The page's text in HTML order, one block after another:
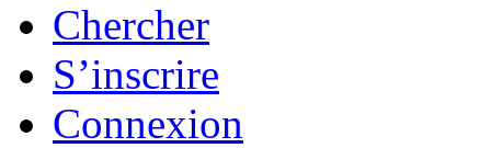
Chercher
S’inscrire
Connexion